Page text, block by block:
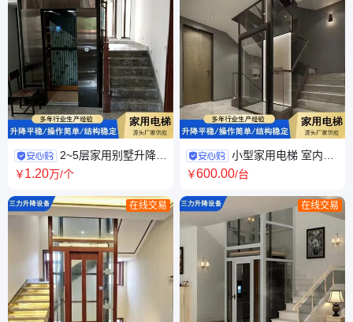
2~5层家用别墅升降机
货物运输 安全电梯 静音曳引式
￥1.20万/个
在线交易
小型家用电梯 室内外
自建房提升机 三层四层液压升
￥600.00/台
在线交易